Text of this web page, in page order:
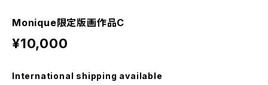
Monique限定版画作品C
¥10,000
International shipping available